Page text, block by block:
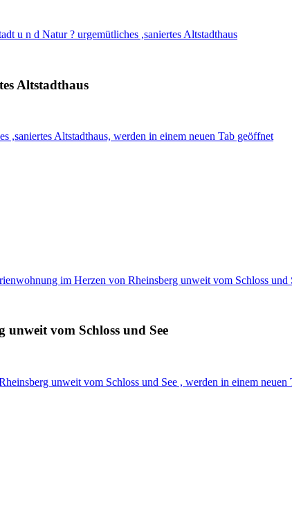
u n d Natur ? urgemütliches ,saniertes Altstadthaus
Altstadthaus
,saniertes Altstadthaus, werden in einem neuen Tab geöffnet
im Herzen von Rheinsberg unweit vom Schloss und
vom Schloss und See
unweit vom Schloss und See , werden in einem neuen